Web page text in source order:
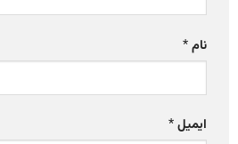
نام*
ایمیل*